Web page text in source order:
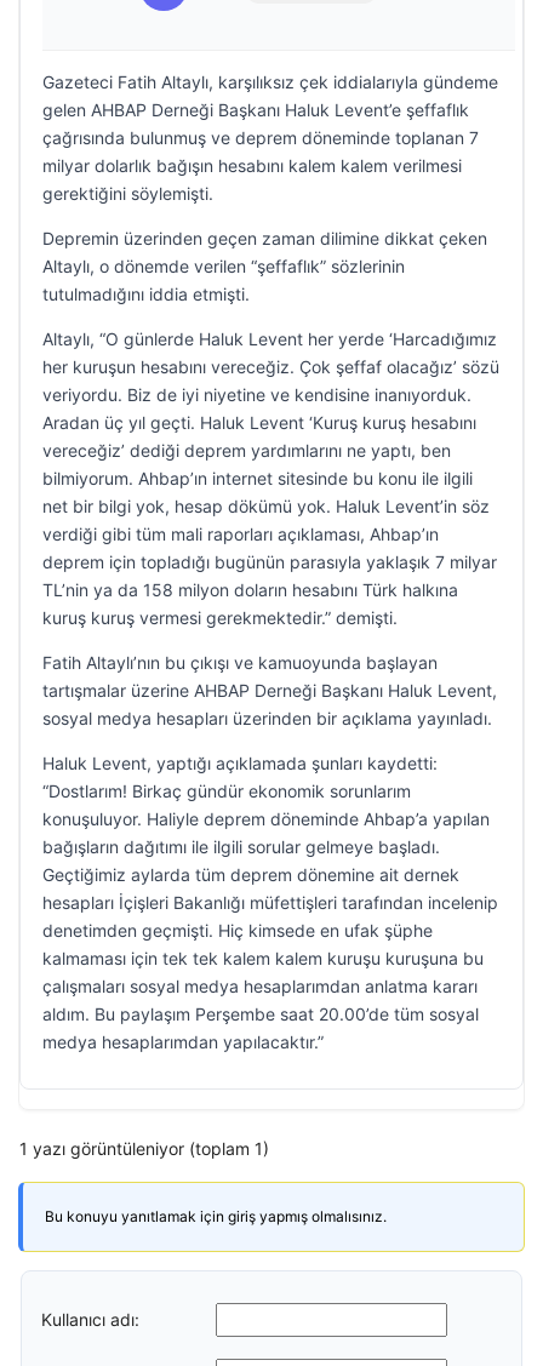
Gazeteci Fatih Altaylı, karşılıksız çek iddialarıyla gündeme
gelen AHBAP Derneği Başkanı Haluk Levent’e şeffaflık
çağrısında bulunmuş ve deprem döneminde toplanan 7
milyar dolarlık bağışın hesabını kalem kalem verilmesi
gerektiğini söylemişti.
Depremin üzerinden geçen zaman dilimine dikkat çeken
Altaylı, o dönemde verilen “şeffaflık” sözlerinin
tutulmadığını iddia etmişti.
Altaylı, “O günlerde Haluk Levent her yerde ‘Harcadığımız
her kuruşun hesabını vereceğiz. Çok şeffaf olacağız’ sözü
veriyordu. Biz de iyi niyetine ve kendisine inanıyorduk.
Aradan üç yıl geçti. Haluk Levent ‘Kuruş kuruş hesabını
vereceğiz’ dediği deprem yardımlarını ne yaptı, ben
bilmiyorum. Ahbap’ın internet sitesinde bu konu ile ilgili
net bir bilgi yok, hesap dökümü yok. Haluk Levent’in söz
verdiği gibi tüm mali raporları açıklaması, Ahbap’ın
deprem için topladığı bugünün parasıyla yaklaşık 7 milyar
TL’nin ya da 158 milyon doların hesabını Türk halkına
kuruş kuruş vermesi gerekmektedir.” demişti.
Fatih Altaylı’nın bu çıkışı ve kamuoyunda başlayan
tartışmalar üzerine AHBAP Derneği Başkanı Haluk Levent,
sosyal medya hesapları üzerinden bir açıklama yayınladı.
Haluk Levent, yaptığı açıklamada şunları kaydetti:
“Dostlarım! Birkaç gündür ekonomik sorunlarım
konuşuluyor. Haliyle deprem döneminde Ahbap’a yapılan
bağışların dağıtımı ile ilgili sorular gelmeye başladı.
Geçtiğimiz aylarda tüm deprem dönemine ait dernek
hesapları İçişleri Bakanlığı müfettişleri tarafından incelenip
denetimden geçmişti. Hiç kimsede en ufak şüphe
kalmaması için tek tek kalem kalem kuruşu kuruşuna bu
çalışmaları sosyal medya hesaplarımdan anlatma kararı
aldım. Bu paylaşım Perşembe saat 20.00’de tüm sosyal
medya hesaplarımdan yapılacaktır.”
1 yazı görüntüleniyor (toplam 1)
Bu konuyu yanıtlamak için giriş yapmış olmalısınız.
Kullanıcı adı: